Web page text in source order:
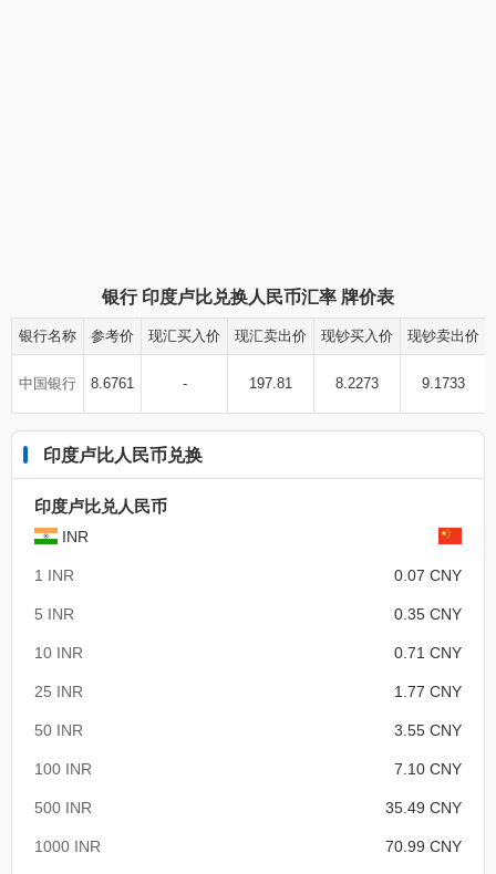
银行 印度卢比兑换人民币汇率 牌价表
银行名称 参考价 现汇买入价 现汇卖出价 现钞买入价 现钞卖出价
中国银行 8.6761 - 197.81 8.2273 9.1733
印度卢比人民币兑换
印度卢比兑人民币
INR
1 INR 0.07 CNY
5 INR 0.35 CNY
10 INR 0.71 CNY
25 INR 1.77 CNY
50 INR 3.55 CNY
100 INR 7.10 CNY
500 INR 35.49 CNY
1000 INR 70.99 CNY